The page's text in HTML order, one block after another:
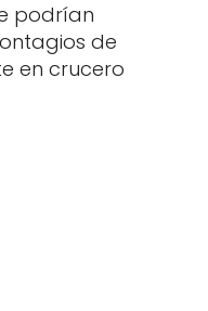
podrían
de
en crucero